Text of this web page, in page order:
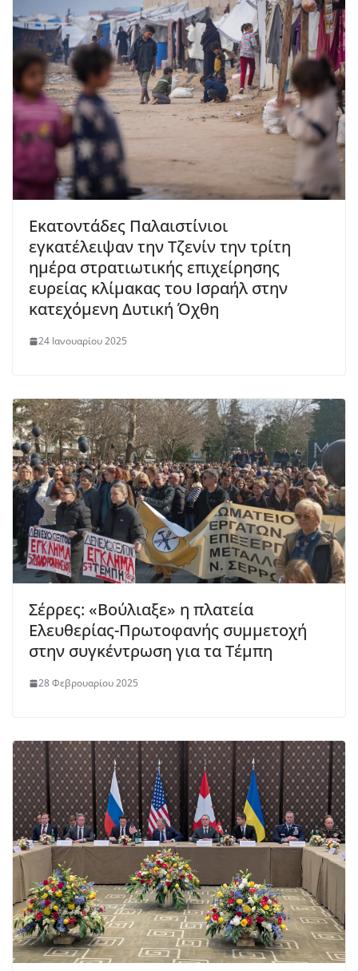
Εκατοντάδες Παλαιστίνιοι
εγκατέλειψαν την Τζενίν την τρίτη
ημέρα στρατιωτικής επιχείρησης
ευρείας κλίμακας του Ισραήλ στην
κατεχόμενη Δυτική Όχθη
24 Ιανουαρίου 2025
Σέρρες: «Βούλιαξε» η πλατεία
Ελευθερίας-Πρωτοφανής συμμετοχή
στην συγκέντρωση για τα Τέμπη
28 Φεβρουαρίου 2025